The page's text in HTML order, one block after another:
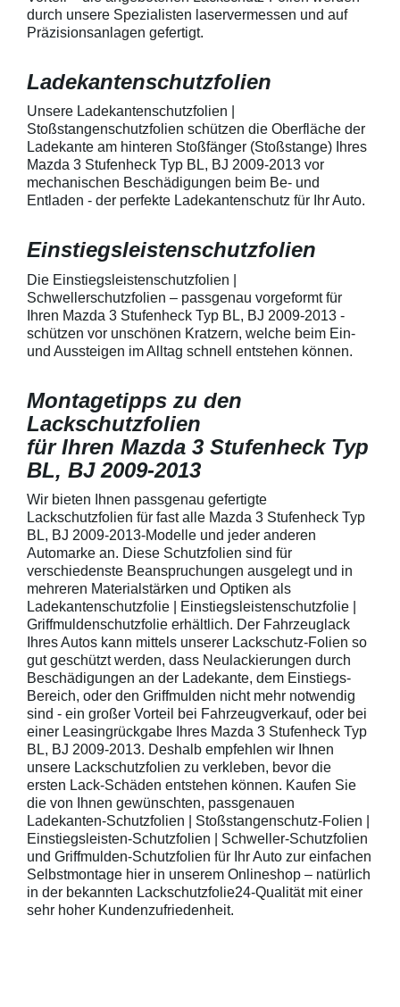
geeignet zum Schutz von
Fahrzeugkarosserien gegen
mechanische Einwirkung am
Fahrzeugkarosserien und
mechanische Einwirkung
entwickeltStärke der Folie beträgt
150 µmSchützt den wertvollen
Lack in der GriffmuldenKeine
unschönen Kratzer durch
Fingenägel oder Ringe in den
GriffmuldenSpezielle Vinylfolie mit
bestmöglichem Schutz gegen
kontaktieren
telefonisch.
geeignet zum
mechanische
zum Schutz von
150 µmSchützt
Lack in der
Fingenägel
bestmöglichem
Kratzer und
Fahrzeuglack
durch unsere Spezialisten laservermessen und auf
Präzisionsanlagen gefertigt.
Ladekantenschutzfolien
Unsere Ladekantenschutzfolien |
Stoßstangenschutzfolien schützen die Oberfläche der
Ladekante am hinteren Stoßfänger (Stoßstange) Ihres
Mazda 3 Stufenheck Typ BL, BJ 2009-2013 vor
mechanischen Beschädigungen beim Be- und
Entladen - der perfekte Ladekantenschutz für Ihr Auto.
Einstiegsleistenschutzfolien
Die Einstiegsleistenschutzfolien |
Schwellerschutzfolien – passgenau vorgeformt für
Ihren Mazda 3 Stufenheck Typ BL, BJ 2009-2013 -
schützen vor unschönen Kratzern, welche beim Ein-
und Aussteigen im Alltag schnell entstehen können.
Montagetipps zu den
Lackschutzfolien
für Ihren Mazda 3 Stufenheck Typ
BL, BJ 2009-2013
Wir bieten Ihnen passgenau gefertigte
Lackschutzfolien für fast alle Mazda 3 Stufenheck Typ
BL, BJ 2009-2013-Modelle und jeder anderen
Automarke an. Diese Schutzfolien sind für
verschiedenste Beanspruchungen ausgelegt und in
mehreren Materialstärken und Optiken als
Ladekantenschutzfolie | Einstiegsleistenschutzfolie |
Griffmuldenschutzfolie erhältlich. Der Fahrzeuglack
Ihres Autos kann mittels unserer Lackschutz-Folien so
gut geschützt werden, dass Neulackierungen durch
Beschädigungen an der Ladekante, dem Einstiegs-
Bereich, oder den Griffmulden nicht mehr notwendig
sind - ein großer Vorteil bei Fahrzeugverkauf, oder bei
einer Leasingrückgabe Ihres Mazda 3 Stufenheck Typ
BL, BJ 2009-2013. Deshalb empfehlen wir Ihnen
unsere Lackschutzfolien zu verkleben, bevor die
ersten Lack-Schäden entstehen können. Kaufen Sie
die von Ihnen gewünschten, passgenauen
Ladekanten-Schutzfolien | Stoßstangenschutz-Folien |
Einstiegsleisten-Schutzfolien | Schweller-Schutzfolien
und Griffmulden-Schutzfolien für Ihr Auto zur einfachen
Selbstmontage hier in unserem Onlineshop – natürlich
in der bekannten Lackschutzfolie24-Qualität mit einer
sehr hoher Kundenzufriedenheit.